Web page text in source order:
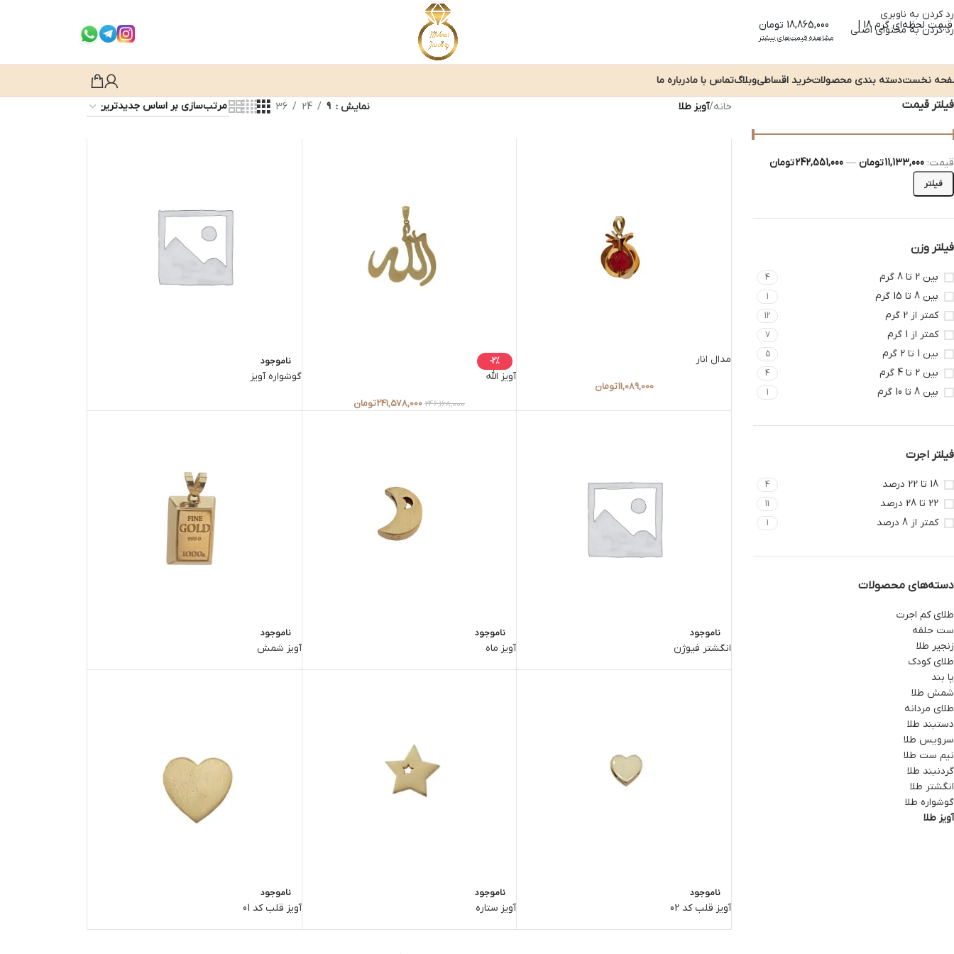
رد کردن به ناوبری
رد کردن به محتوای اصلی
قیمت لحظه‌ای گرم 18 | 18,865,000 تومان
مشاهده قیمت‌های بیشتر
نخستدسته بندی محصولاتخرید اقساطیوبلاگتماس با مادرباره ما
فیلتر قیمت
فیلتر
قیمت: 11,133,000 تومان — 242,551,000 تومان
فیلتر وزن
بین 2 تا 8 گرم 4
بین 8 تا 15 گرم 1
کمتر از 2 گرم 12
کمتر از 1 گرم 7
بین 1 تا 2 گرم 5
بین 2 تا 4 گرم 4
بین 8 تا 10 گرم 1
فیلتر اجرت
18 تا 22 درصد 4
22 تا 28 درصد 11
کمتر از 8 درصد 1
دسته‌های محصولات
طلای کم اجرت
ست حلقه
زنجیر طلا
طلای کودک
پا بند
شمش طلا
طلای مردانه
دستبند طلا
سرویس طلا
نیم ست طلا
گردنبند طلا
انگشتر طلا
گوشواره طلا
آویز طلا
خانه/آویز طلا نمایش 9
24
36
مدال انار
11,089,000تومان
-2%
آویز الله
246,168,000
241,578,000تومان
ناموجود
گوشواره آویز
ناموجود
انگشتر فیوژن
ناموجود
آویز ماه
ناموجود
آویز شمش
ناموجود
آویز قلب کد 02
ناموجود
آویز ستاره
ناموجود
آویز قلب کد 01